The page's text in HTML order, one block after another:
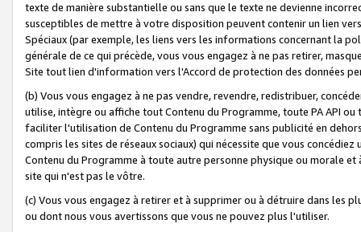
texte de manière substantielle ou sans que le texte ne devienne
susceptibles de mettre à votre disposition peuvent contenir un lien
Spéciaux (par exemple, les liens vers les informations concernant la
générale de ce qui précède, vous vous engagez à ne pas retirer,
Site tout lien d'information vers l'Accord de protection des données
(b) Vous vous engagez à ne pas vendre, revendre, redistribuer,
utilise, intègre ou affiche tout Contenu du Programme, toute PA API
faciliter l'utilisation de Contenu du Programme sans publicité en
compris les sites de réseaux sociaux) qui nécessite que vous
Contenu du Programme à toute autre personne physique ou morale
site qui n'est pas le vôtre.
(c) Vous vous engagez à retirer et à supprimer ou à détruire dans les
ou dont nous vous avertissons que vous ne pouvez plus l'utiliser.